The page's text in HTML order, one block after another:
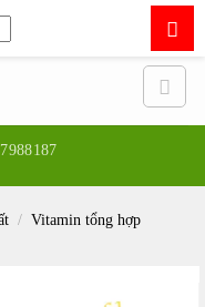
/ Vitamin tổng hợp